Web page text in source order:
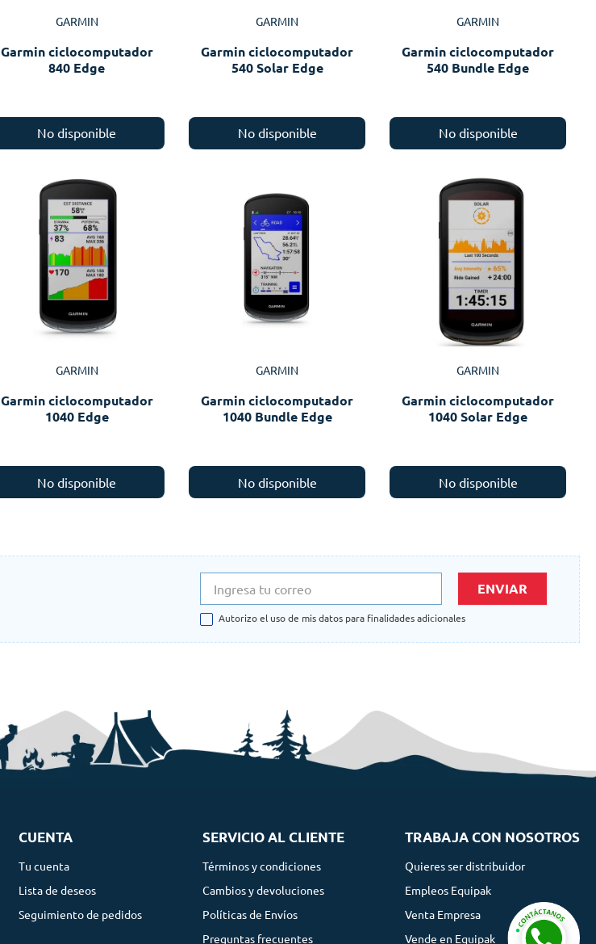
GARMIN
Garmin ciclocomputador
840 Edge
No disponible
GARMIN
Garmin ciclocomputador
540 Solar Edge
No disponible
GARMIN
Garmin ciclocomputador
540 Bundle Edge
No disponible
GARMIN
Garmin ciclocomputador
1040 Edge
No disponible
GARMIN
Garmin ciclocomputador
1040 Bundle Edge
No disponible
GARMIN
Garmin ciclocomputador
1040 Solar Edge
No disponible
ENVIAR
Autorizo el uso de mis datos para finalidades adicionales
CUENTA
Tu cuenta
Lista de deseos
Seguimiento de pedidos
SERVICIO AL CLIENTE
Términos y condiciones
Cambios y devoluciones
Políticas de Envíos
Preguntas frecuentes
TRABAJA CON NOSOTROS
Quieres ser distribuidor
Empleos Equipak
Venta Empresa
Vende en Equipak